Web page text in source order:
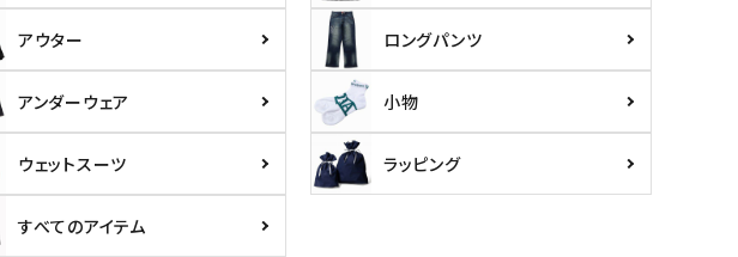
アウター ロングパンツ
アンダーウェア 小物
ウェットスーツ ラッピング
すべてのアイテム